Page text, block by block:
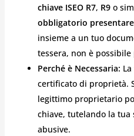
chiave ISEO R7, R9o
obbligatorio
insieme a un tuo
tessera, non è possibile
Perché è Necessaria:
certificato di proprietà.
legittimo proprietario
chiave, tutelando la
abusive.